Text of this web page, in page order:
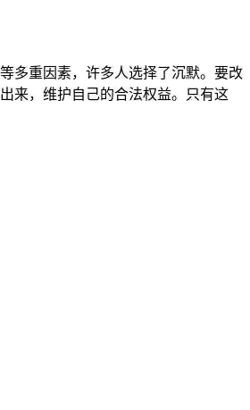
多重因素，许多人选择了沉默。要改
来，维护自己的合法权益。只有这